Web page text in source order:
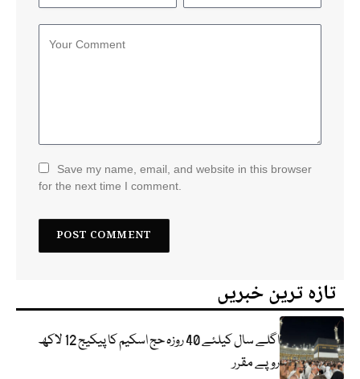
Save my name, email, and website in this browser
for the next time I comment.
تازہ ترین خبریں
اگلے سال کیلئے 40 روزہ حج اسکیم کا پیکیج 12 لاکھ
روپے مقرر